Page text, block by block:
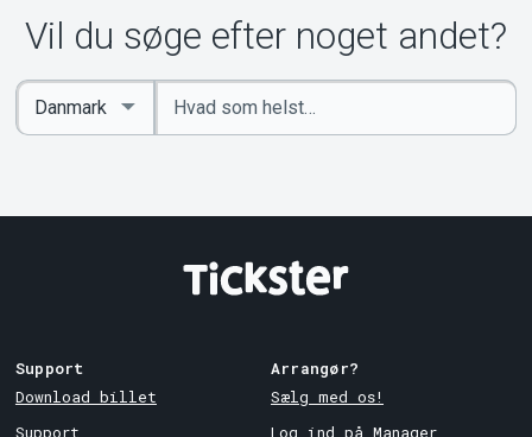
Vil du søge efter noget andet?
Indtast
søgeord
Select
Country
Support
Download billet
Support
Arrangør?
Sælg med os!
Log ind på Manager